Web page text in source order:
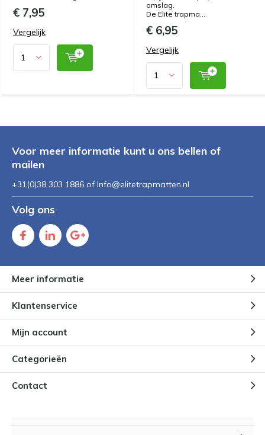
€ 7,95
Vergelijk
omslag.
De Elite trapma...
€ 6,95
Vergelijk
Voor meer informatie kunt u ons bellen of
mailen
+31(0)38 303 1886 of Info@elitetrapmatten.nl
Volg ons
Meer informatie
Klantenservice
Mijn account
Categorieën
Contact